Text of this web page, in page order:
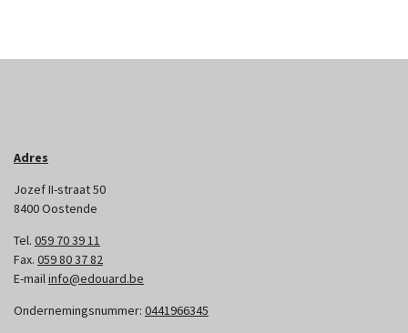
Adres
Jozef II-straat 50
8400 Oostende
Tel. 059 70 39 11
Fax. 059 80 37 82
E-mailinfo@edouard.be
Ondernemingsnummer: 0441966345